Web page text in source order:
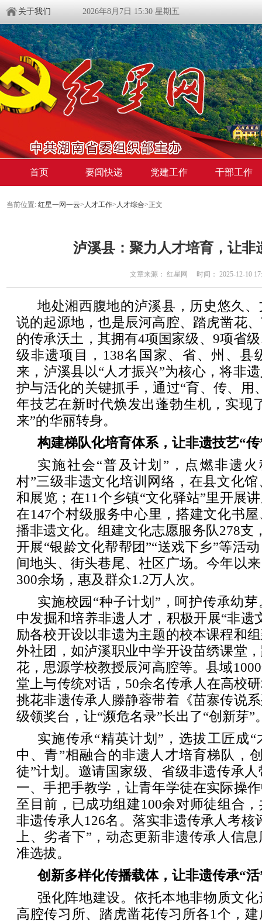
关于我们 2026年8月7日 15:30 星期五
首页 要闻快递 党建工作 干部工作
当前位置: 红星一网一云> 人才工作> 人才综合>正文
泸溪县：聚力人才培育，让非
文章来源： 红星网 时间： 2025-12-10
地处湘西腹地的泸溪县，历史悠久
说的起源地，也是辰河高腔、踏虎凿花
的传承沃土，其拥有4项国家级、9项省
级非遗项目，138名国家、省、州、县
来，泸溪县以“人才振兴”为核心，将非
护与活化的关键抓手，通过“育、传、用
年技艺在新时代焕发出蓬勃生机，实现
来”的华丽转身。
构建梯队化培育体系，让非遗技艺“
实施社会“普及计划”，点燃非遗
村”三级非遗文化培训网络，在县文化
和展览；在11个乡镇“文化驿站”里开展
在147个村级服务中心里，搭建文化书
播非遗文化。组建文化志愿服务队278支
开展“银龄文化帮帮团”“送戏下乡”等活
间地头、街头巷尾、社区广场。今年以
300余场，惠及群众1.2万人次。
实施校园“种子计划”，呵护传承幼
中发掘和培养非遗人才，积极开展“非遗
励各校开设以非遗为主题的校本课程和
外社团，如泸溪职业中学开设苗绣课堂
花，思源学校教授辰河高腔等。县域
堂上与传统对话，50余名传承人在高校
挑花非遗传承人滕静蓉带着《苗寨传说
级领奖台，让“濒危名录”长出了“创新芽”
实施传承“精英计划”，选拔工匠成“
中、青”相融合的非遗人才培育梯队，
徒”计划。邀请国家级、省级非遗传承
一、手把手教学，让青年学徒在实际操
至目前，已成功组建100余对师徒组合
非遗传承人126名。落实非遗传承人考核
上、劣者下”，动态更新非遗传承人信
准选拔。
创新多样化传播载体，让非遗传承“
强化阵地建设。依托本地非物质文
高腔传习所、踏虎凿花传习所各1个，